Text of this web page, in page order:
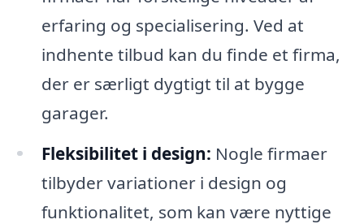
erfaring og specialisering. Ved at
indhente tilbud kan du finde et firma,
der er særligt dygtigt til at bygge
garager.
Fleksibilitet i design: Nogle firmaer
tilbyder variationer i design og
funktionalitet, som kan være nyttige